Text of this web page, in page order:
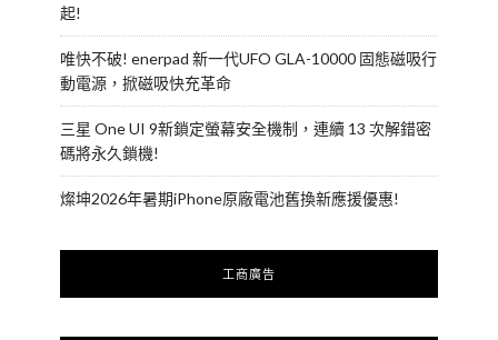
起!
唯快不破! enerpad 新一代UFO GLA-10000 固態磁吸行
動電源，掀磁吸快充革命
三星 One UI 9新鎖定螢幕安全機制，連續 13 次解錯密
碼將永久鎖機!
燦坤2026年暑期iPhone原廠電池舊換新應援優惠!
工商廣告